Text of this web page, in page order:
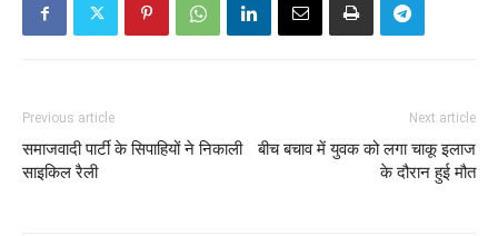
Previous article
समाजवादी पार्टी के सिपाहियों ने निकाली
साइकिल रैली
Next article
बीच बचाव में युवक को लगा चाकू इलाज
के दौरान हुई मौत